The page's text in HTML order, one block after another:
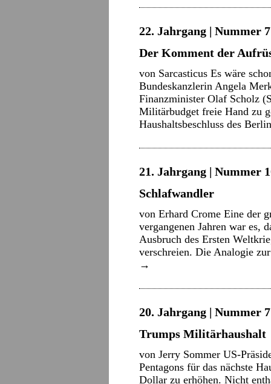
22. Jahrgang | Nummer
Der Komment der
von Sarcasticus Es wäre
Bundeskanzlerin Angela
Finanzminister Olaf Scholz
Militärbudget freie Hand zu
Haushaltsbeschluss des
21. Jahrgang | Nummer
Schlafwandler
von Erhard Crome Eine der
vergangenen Jahren war es,
Ausbruch des Ersten
verschreien. Die Analogie
→
20. Jahrgang | Nummer
Trumps Militärhaushalt
von Jerry Sommer US-
Pentagons für das nächste
Dollar zu erhöhen. Nicht